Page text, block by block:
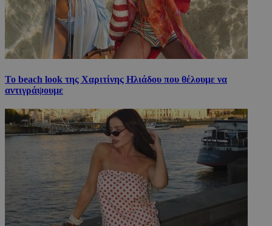
Το beach look της Χαριτίνης Ηλιάδου που θέλουμε να
αντιγράψουμε